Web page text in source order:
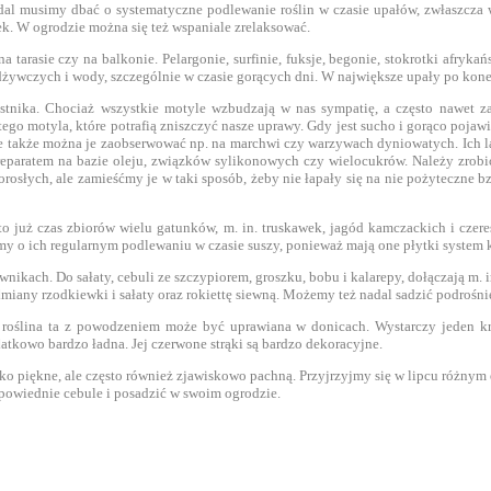
dbać o systematyczne podlewanie roślin w czasie upałów,
W ogrodzie można się też wspaniale zrelaksować.
czy na balkonie. Pelargonie, surfinie, fuksje, begonie, stokrotki
i wody, szczególnie w czasie gorących dni. W największe upały po
Chociaż wszystkie motyle wzbudzają w nas sympatię, a często
motyla, które potrafią zniszczyć nasze uprawy. Gdy jest sucho i gorąco
można je zaobserwować np. na marchwi czy warzywach dyniowatych.
na bazie oleju, związków sylikonowych czy wielocukrów. Należy
ale zamieśćmy je w taki sposób, żeby nie łapały się na nie pożyteczne
czas zbiorów wielu gatunków, m. in. truskawek, jagód kamczackich i
ich regularnym podlewaniu w czasie suszy, ponieważ mają one płytki system
Do sałaty, cebuli ze szczypiorem, groszku, bobu i kalarepy, dołączają
rzodkiewki i sałaty oraz rokiettę siewną. Możemy też nadal sadzić
ta z powodzeniem może być uprawiana w donicach. Wystarczy jeden
bardzo ładna. Jej czerwone strąki są bardzo dekoracyjne.
ale często również zjawiskowo pachną. Przyjrzyjmy się w lipcu
cebule i posadzić w swoim ogrodzie.